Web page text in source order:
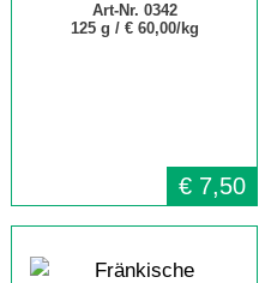
Art-Nr. 0342
125 g / € 60,00/kg
€ 7,50